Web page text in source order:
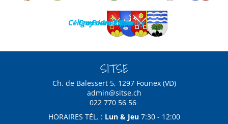
Céligny
Crassier
Founex
La Rippe
Mies
Tannay
SITSE
Ch. de Balessert 5, 1297 Founex (VD)
admin@sitse.ch
022 770 56 56
HORAIRES TÉL. : Lun & Jeu 7:30 - 12:00